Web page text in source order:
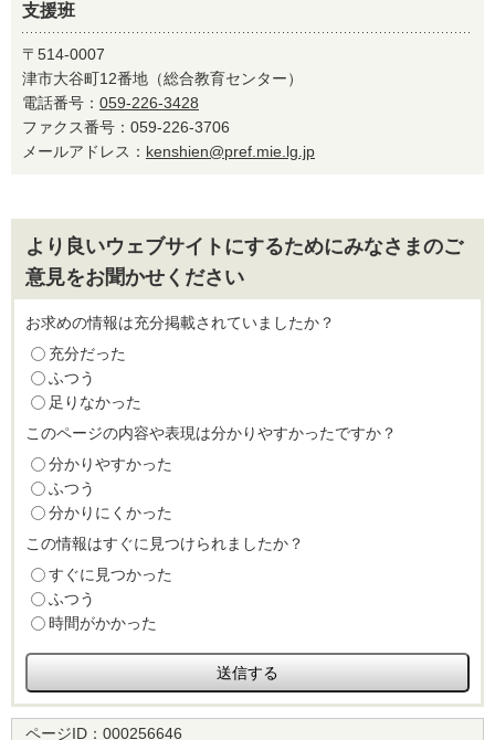
支援班
〒514-0007
津市大谷町12番地（総合教育センター）
電話番号： 059-226-3428
ファクス番号：059-226-3706
メールアドレス： kenshien@pref.mie.lg.jp
より良いウェブサイトにするためにみなさまのご
意見をお聞かせください
お求めの情報は充分掲載されていましたか？
充分だった
ふつう
足りなかった
このページの内容や表現は分かりやすかったですか？
分かりやすかった
ふつう
分かりにくかった
この情報はすぐに見つけられましたか？
すぐに見つかった
ふつう
時間がかかった
ページID： 000256646